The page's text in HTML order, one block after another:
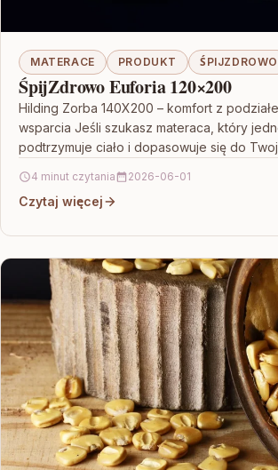
MATERACE PRODUKT ŚPIJZDROWO
ŚpijZdrowo Euforia 120×200
Hilding Zorba 140X200 – komfort z
wsparcia Jeśli szukasz materaca, który
podtrzymuje ciało i dopasowuje się do
4 minut czytania 2026-06-01
Czytaj więcej